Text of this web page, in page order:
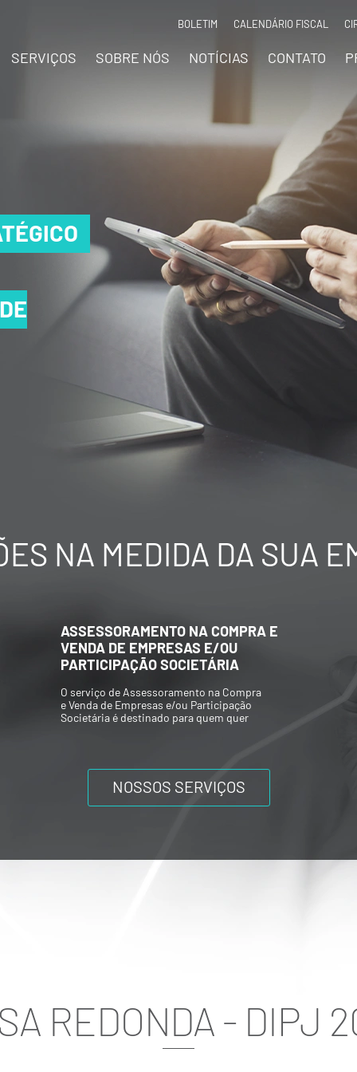
BOLETIM CALENDÁRIO FISCAL
SERVIÇOS SOBRE NÓS NOTÍCIAS CONTATO
NA MEDIDA DA SUA
AVALIAÇÃO ECONÔMICO-
FINANCEIRA DE EMPRESAS
Elaboração de Valuations para aquisição
e/ou venda de participações societárias,
ou mesmo composições societárias entre
NOSSOS SERVIÇOS
REDONDA - DIPJ